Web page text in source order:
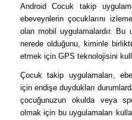
Android Cocuk takip
ebeveynlerin çocuklarını
olan mobil uygulamalardır. Bu
nerede olduğunu, kiminle
etmek için GPS teknolojisini
Çocuk takip uygulamaları,
için endişe duydukları
çocuğunuzun okulda veya
olmak için bu uygulamaları